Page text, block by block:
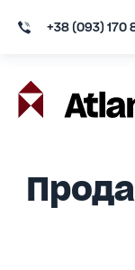
+38 (093) 170